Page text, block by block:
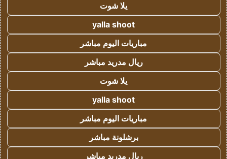
يلا شوت
yalla shoot
مباريات اليوم مباشر
ريال مدريد مباشر
يلا شوت
yalla shoot
مباريات اليوم مباشر
برشلونة مباشر
ريال مدريد مباشر